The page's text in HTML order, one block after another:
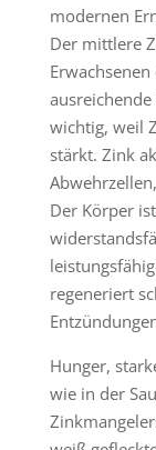
modernen
Der mittlere
wichtig, weil
stärkt. Zink
Der Körper
regeneriert
Hunger,
wie in der